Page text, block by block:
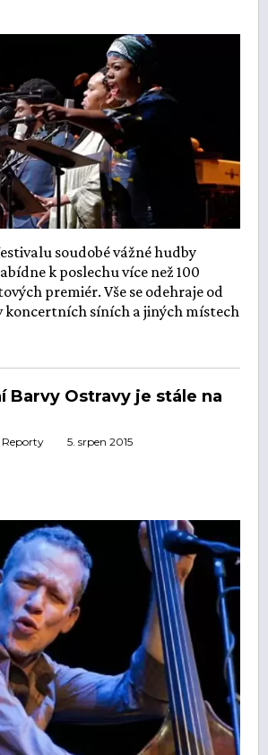
soudobé vážné hudby
k poslechu více než 100
premiér. Vše se odehraje od
koncertních síních a jiných místech
Barvy Ostravy je stále na
Reporty 5. srpen 2015